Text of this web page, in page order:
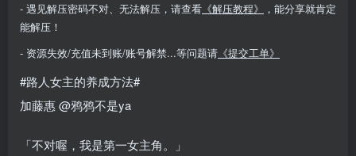
- 遇见解压密码不对、无法解压，请查看 《解压教程》
，能分享就肯定
能解压！
- 资源失效/充值未到账/账号解禁...等问题请 《提交工单》
#路人女主的养成方法#
加藤惠 @鸦鸦不是ya
「不对喔，我是第一女主角。」